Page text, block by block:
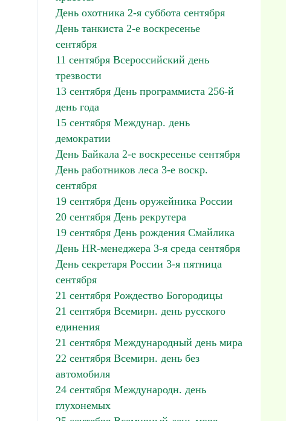
День охотника 2-я суббота сентября
День танкиста 2-е воскресенье
сентября
11 сентября Всероссийский день
трезвости
13 сентября День программиста 256-й
день года
15 сентября Междунар. день
демократии
День Байкала 2-е воскресенье сентября
День работников леса 3-е воскр.
сентября
19 сентября День оружейника России
20 сентября День рекрутера
19 сентября День рождения Смайлика
День HR-менеджера 3-я среда сентября
День секретаря России 3-я пятница
сентября
21 сентября Рождество Богородицы
21 сентября Всемирн. день русского
единения
21 сентября Международный день мира
22 сентября Всемирн. день без
автомобиля
24 сентября Международн. день
глухонемых